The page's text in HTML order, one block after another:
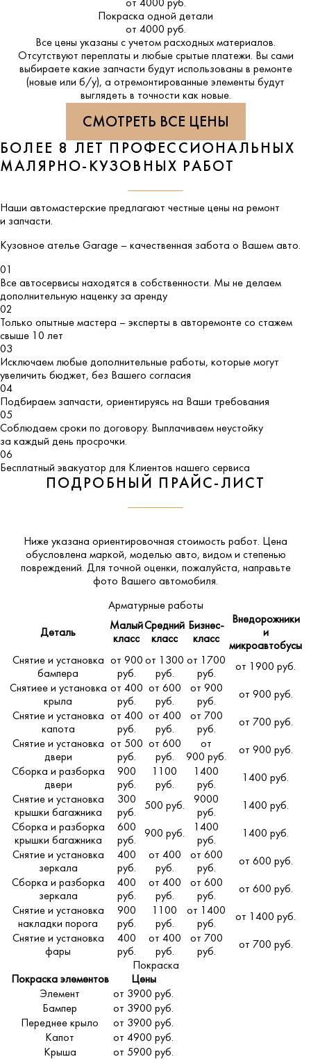
от 4000 руб.
Покраска одной детали
от 4000 руб.
Все цены указаны с учетом расходных материалов.
Отсутствуют переплаты и любые срытые платежи. Вы сами
выбираете какие запчасти будут использованы в ремонте
(новые или б/у), а отремонтированные элементы будут
выглядеть в точности как новые.
СМОТРЕТЬ ВСЕ ЦЕНЫ
БОЛЕЕ 8 ЛЕТ ПРОФЕССИОНАЛЬНЫХ
МАЛЯРНО-КУЗОВНЫХ РАБОТ
Наши автомастерские предлагают честные цены на ремонт
и запчасти.
Кузовное ателье Garage – качественная забота о Вашем авто.
01
Все автосервисы находятся в собственности. Мы не делаем
дополнительную наценку за аренду
02
Только опытные мастера – эксперты в авторемонте со стажем
свыше 10 лет
03
Исключаем любые дополнительные работы, которые могут
увеличить бюджет, без Вашего согласия
04
Подбираем запчасти, ориентируясь на Ваши требования
05
Соблюдаем сроки по договору. Выплачиваем неустойку
за каждый день просрочки.
06
Бесплатный эвакуатор для Клиентов нашего сервиса
ПОДРОБНЫЙ ПРАЙС-ЛИСТ
Ниже указана ориентировочная стоимость работ. Цена
обусловлена маркой, моделью авто, видом и степенью
повреждений. Для точной оценки, пожалуйста, направьте
фото Вашего автомобиля.
Арматурные работы
Деталь
Малый
класс
Средний
класс
Бизнес-
класс
Внедорожники
и
микроавтобусы
Снятие и установка
бампера
от 900
руб.
от 1300
руб.
от 1700
руб.
от 1900 руб.
Снятиее и установка
крыла
от 400
руб.
от 600
руб.
от 900
руб.
от 900 руб.
Снятие и установка
капота
от 400
руб.
от 400
руб.
от 700
руб.
от 700 руб.
Снятие и установка
двери
от 500
руб.
от 600
руб.
от
900 руб.
от 900 руб.
Сборка и разборка
двери
900
руб.
1100
руб.
1400
руб.
1400 руб.
Снятие и установка
крышки багажника
300
руб.
500 руб.
9000
руб.
1400 руб.
Сборка и разборка
крышки багажника
600
руб.
900 руб.
1400
руб.
1400 руб.
Снятие и установка
зеркала
400
руб.
от 400
руб.
от 600
руб.
от 600 руб.
Сборка и разборка
зеркала
400
руб.
от 400
руб.
от 600
руб.
от 600 руб.
Снятие и установка
накладки порога
900
руб.
1100
руб.
от 1400
руб.
от 1400 руб.
Снятие и установка
фары
400
руб.
от 400
руб.
от 700
руб.
от 700 руб.
Покраска
Покраска элементов
Цены
Элемент
от 3900 руб.
Бампер
от 3900 руб.
Переднее крыло
от 3900 руб.
Капот
от 4900 руб.
Крыша
от 5900 руб.